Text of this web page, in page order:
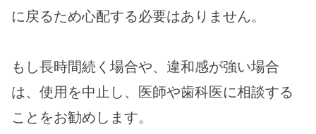
に戻るため心配する必要はありません。
もし長時間続く場合や、違和感が強い場合
は、使用を中止し、医師や歯科医に相談する
ことをお勧めします。